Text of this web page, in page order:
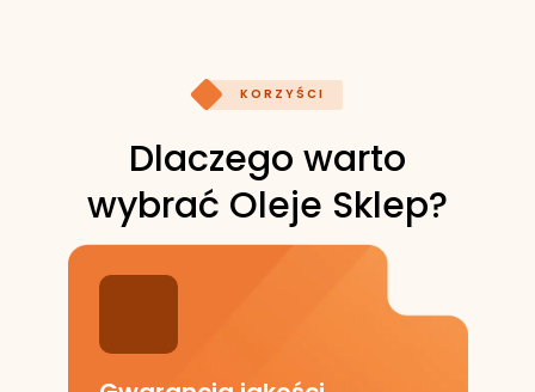
KORZYŚCI
Dlaczego warto
wybrać Oleje Sklep?